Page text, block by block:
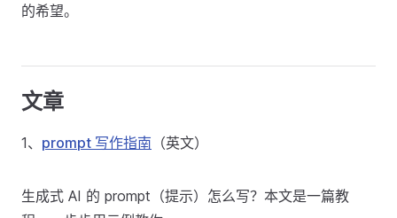
的希望。
文章
1、 prompt 写作指南 （英文）
生成式 AI 的 prompt（提示）怎么写？本文是一篇教